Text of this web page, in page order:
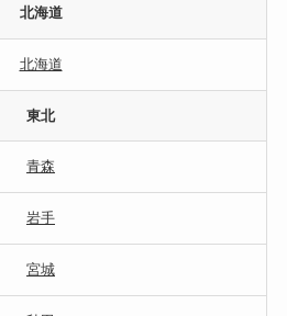
北海道
北海道
東北
青森
岩手
宮城